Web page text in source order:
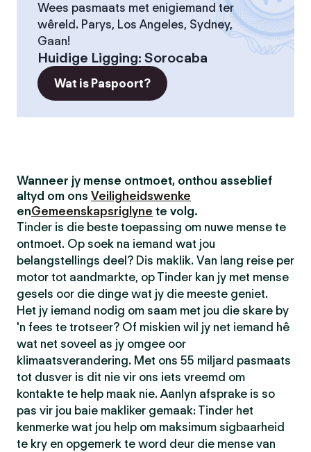
Wees pasmaats met enigiemand ter
wêreld. Parys, Los Angeles, Sydney,
Gaan!
Huidige Ligging: Sorocaba
Wat is Paspoort?
Wanneer jy mense ontmoet, onthou asseblief
altyd om ons Veiligheidswenke
enGemeenskapsriglyne te volg.
Tinder is die beste toepassing om nuwe mense te
ontmoet. Op soek na iemand wat jou
belangstellings deel? Dis maklik. Van lang reise per
motor tot aandmarkte, op Tinder kan jy met mense
gesels oor die dinge wat jy die meeste geniet.
Het jy iemand nodig om saam met jou die skare by
'n fees te trotseer? Of miskien wil jy net iemand hê
wat net soveel as jy omgee oor
klimaatsverandering. Met ons 55 miljard pasmaats
tot dusver is dit nie vir ons iets vreemd om
kontakte te help maak nie. Aanlyn afsprake is so
pas vir jou baie makliker gemaak: Tinder het
kenmerke wat jou help om maksimum sigbaarheid
te kry en opgemerk te word deur die mense van